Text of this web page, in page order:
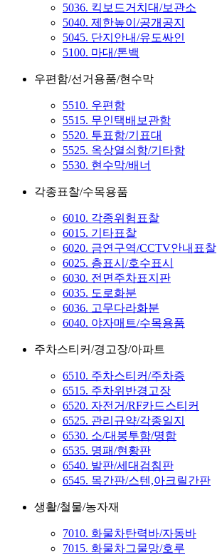
5036. 킥보드거치대/보관소
5040. 제한높이/공개공지
5045. 단지안내/유도싸인
5100. 마대/톤백
우편함/선거용품/현수막
5510. 우편함
5515. 무인택배보관함
5520. 투표함/기표대
5525. 옥상열쇠함/기타함
5530. 현수막/배너
각종표찰/수목용품
6010. 각종위험표찰
6015. 기타표찰
6020. 금연구역/CCTV안내표찰
6025. 층표시/호수표시
6030. 전면주차표지판
6035. 도로화분
6036. 고무다라화분
6040. 야자매트/수목용품
주차스티커/경고장/아파트
6510. 주차스티커/주차증
6515. 주차위반경고장
6520. 자전거/RF카드스티커
6525. 관리규약/각종일지
6530. 소/대봉투함/명함
6535. 명패/현황판
6540. 발판/세대검침판
6545. 목간판/스텐,아크릴간판
생활/철물/농자재
7010. 화물차탄력바/자동바
7015. 화물차그물망/호루